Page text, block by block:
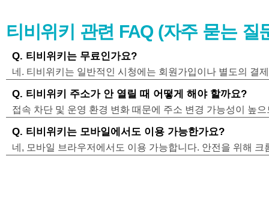
티비위키 관련 FAQ (자주 묻는 질
Q. 티비위키는 무료인가요?
네. 티비위키는 일반적인 시청에는 회원가입이나 별도의 결
Q. 티비위키 주소가 안 열릴 때 어떻게 해야 할까요?
접속 차단 및 운영 환경 변화 때문에 주소 변경 가능성이 높
Q. 티비위키는 모바일에서도 이용 가능한가요?
네, 모바일 브라우저에서도 이용 가능합니다. 안전을 위해